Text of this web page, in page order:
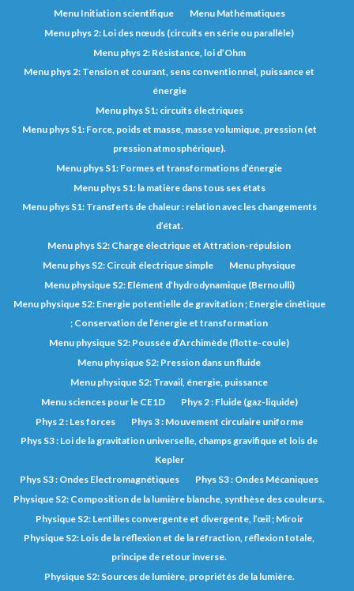
Menu Initiation scientifique
Menu Mathématiques
Menu phys 2: Loi des nœuds (circuits en série ou parallèle)
Menu phys 2: Résistance, loi d’Ohm
Menu phys 2: Tension et courant, sens conventionnel, puissance et
énergie
Menu phys S1: circuits électriques
Menu phys S1: Force, poids et masse, masse volumique, pression (et
pression atmosphérique).
Menu phys S1: Formes et transformations d’énergie
Menu phys S1: la matière dans tous ses états
Menu phys S1: Transferts de chaleur : relation avec les changements
d’état.
Menu phys S2: Charge électrique et Attration-répulsion
Menu phys S2: Circuit électrique simple
Menu physique
Menu physique S2: Elément d’hydrodynamique (Bernoulli)
Menu physique S2: Energie potentielle de gravitation ; Energie cinétique
; Conservation de l’énergie et transformation
Menu physique S2: Poussée d’Archimède (flotte-coule)
Menu physique S2: Pression dans un fluide
Menu physique S2: Travail, énergie, puissance
Menu sciences pour le CE1D
Phys 2 : Fluide (gaz-liquide)
Phys 2 : Les forces
Phys 3 : Mouvement circulaire uniforme
Phys S3 : Loi de la gravitation universelle, champs gravifique et lois de
Kepler
Phys S3 : Ondes Electromagnétiques
Phys S3 : Ondes Mécaniques
Physique S2: Composition de la lumière blanche, synthèse des couleurs.
Physique S2: Lentilles convergente et divergente, l’œil ; Miroir
Physique S2: Lois de la réflexion et de la réfraction, réflexion totale,
principe de retour inverse.
Physique S2: Sources de lumière, propriétés de la lumière.